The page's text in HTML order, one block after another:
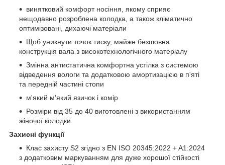
винятковий комфорт носіння, якому сприяє
нещодавно розроблена колодка, а також кліматично
оптимізовані, дихаючі матеріали
Щоб уникнути точок тиску, майже безшовна
конструкція вала з високотехнологічного матеріалу
Змінна антистатична комфортна устілка з системою
відведення вологи та додатковою амортизацією в п'яті
та передній частині стопи
м'який м'який язичок і комір
Розміри від 35 до 40 виготовлені з використанням
жіночої колодки.
Захисні функції
Клас захисту S2 згідно з EN ISO 20345:2022 + A1:2024
з додатковим маркуванням для дуже хорошої стійкості